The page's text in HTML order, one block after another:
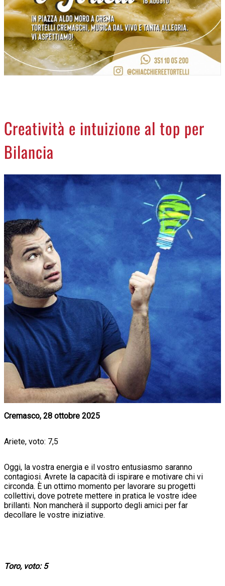
NECROLOGI
ACCEDI
Creatività e intuizione al top per
Bilancia
Cremasco, 28 ottobre 2025
Ariete, voto: 7,5
Oggi, la vostra energia e il vostro entusiasmo saranno
contagiosi. Avrete la capacità di ispirare e motivare chi vi
circonda. È un ottimo momento per lavorare su progetti
collettivi, dove potrete mettere in pratica le vostre idee
brillanti. Non mancherà il supporto degli amici per far
decollare le vostre iniziative.
Toro, voto: 5